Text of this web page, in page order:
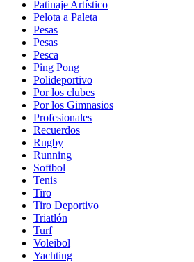
Patinaje Artístico
Pelota a Paleta
Pesas
Pesas
Pesca
Ping Pong
Polideportivo
Por los clubes
Por los Gimnasios
Profesionales
Recuerdos
Rugby
Running
Softbol
Tenis
Tiro
Tiro Deportivo
Triatlón
Turf
Voleibol
Yachting